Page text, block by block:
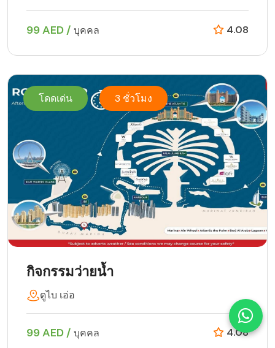
99 AED / บุคคล 4.08
โดดเด่น 3 ชั่วโมง
กิจกรรมว่ายน้ำ
ดูไบ เอ่อ
99 AED / บุคคล 4.08